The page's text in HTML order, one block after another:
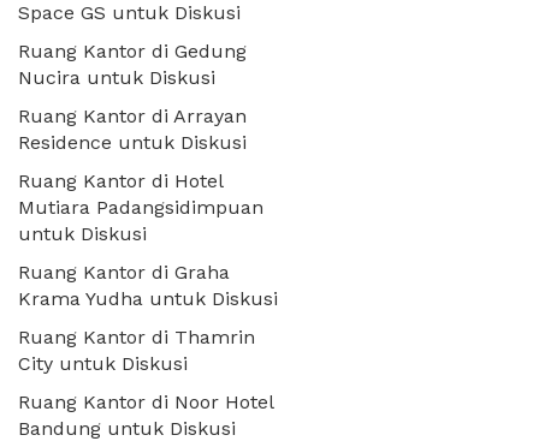
Space GS untuk Diskusi
Ruang Kantor di Gedung
Nucira untuk Diskusi
Ruang Kantor di Arrayan
Residence untuk Diskusi
Ruang Kantor di Hotel
Mutiara Padangsidimpuan
untuk Diskusi
Ruang Kantor di Graha
Krama Yudha untuk Diskusi
Ruang Kantor di Thamrin
City untuk Diskusi
Ruang Kantor di Noor Hotel
Bandung untuk Diskusi